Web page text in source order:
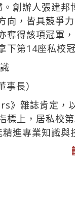
創辦人張建
向，皆具競爭
奪得該項冠軍
下第14座私校
事長）
》雜誌肯定，
標上，居私校
進專業知識